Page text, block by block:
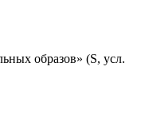
образов» (S, усл.